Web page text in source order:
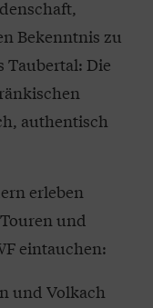
Bekenntnis zu
Taubertal: Die
authentisch
erleben
und
eintauchen:
und Volkach